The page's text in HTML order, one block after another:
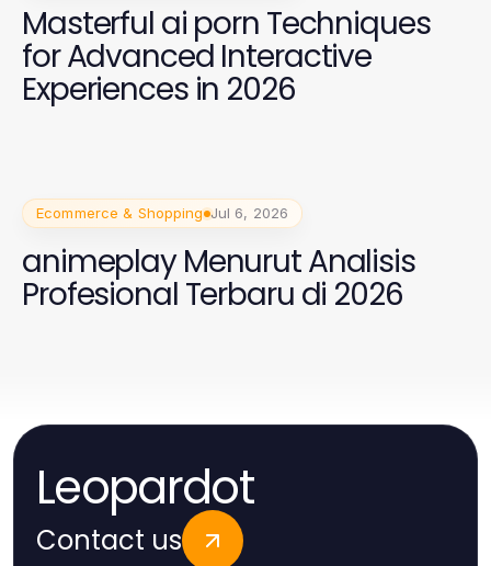
Masterful ai porn Techniques
for Advanced Interactive
Experiences in 2026
Ecommerce & Shopping Jul 6, 2026
animeplay Menurut Analisis
Profesional Terbaru di 2026
Leopardot
Contact us